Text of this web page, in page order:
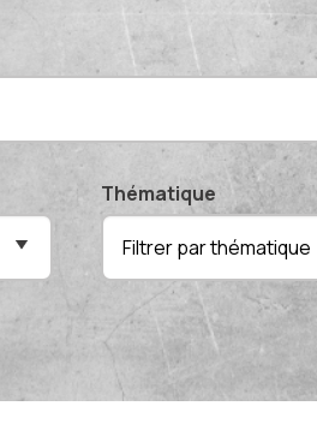
Thématique
Filtrer par thématique